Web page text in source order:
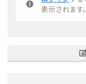
表示されます。